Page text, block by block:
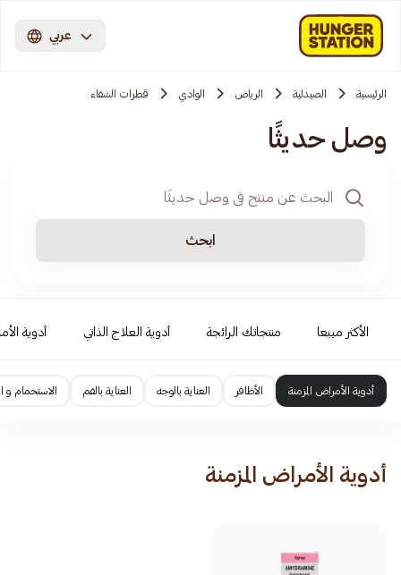
عربي
الرئيسية الصيدلية الرياض الوادي قطرات الشفاء
وصل حديثًا
ابحث
الأكثر مبيعا منتجاتك الرائجة أدوية العلاج الذاتي أدوية
أدوية الأمراض المزمنة الأظافر العناية بالوجه العناية بالفم الاستحمام و
أدوية الأمراض المزمنة